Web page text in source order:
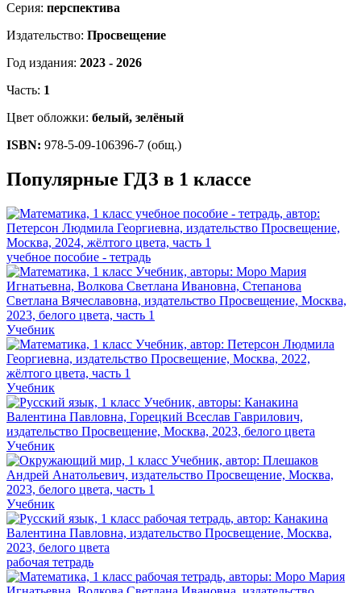
Серия: перспектива
Издательство: Просвещение
Год издания: 2023 - 2026
Часть: 1
Цвет обложки: белый, зелёный
ISBN: 978-5-09-106396-7 (общ.)
Популярные ГДЗ в 1 классе
учебное пособие - тетрадь
Учебник
Учебник
Учебник
Учебник
рабочая тетрадь